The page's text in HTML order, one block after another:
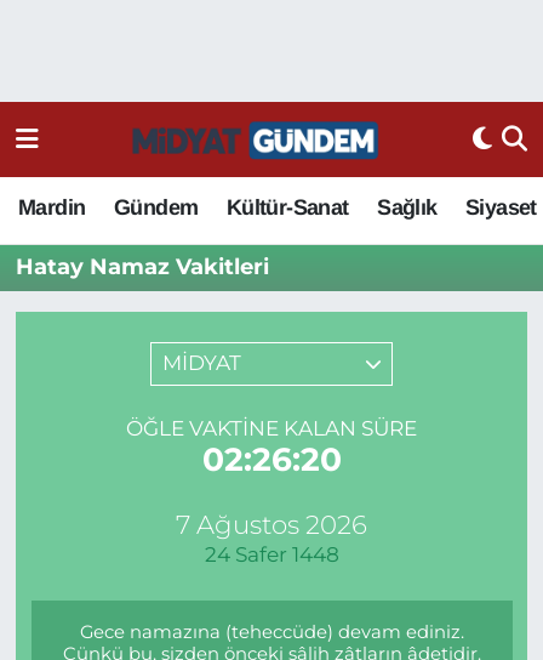
Mardin Gündem Kültür-Sanat Sağlık Siyaset
Hatay Namaz Vakitleri
MİDYAT
ÖĞLE VAKTINE KALAN SÜRE
02:26:20
7 Ağustos 2026
24 Safer 1448
Gece namazına (teheccüde) devam ediniz.
Çünkü bu, sizden önceki sâlih zâtların âdetidir.